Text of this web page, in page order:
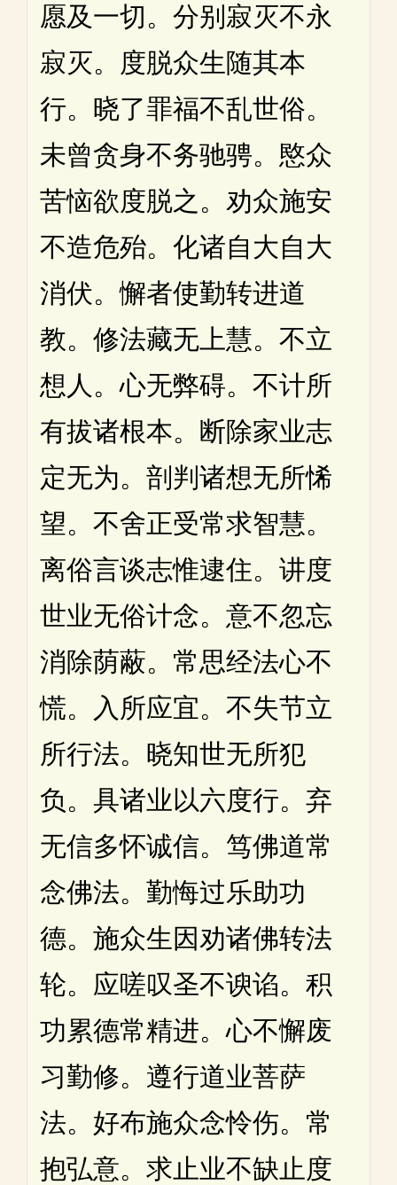
愿及一切。分别寂灭不永
寂灭。度脱众生随其本
行。晓了罪福不乱世俗。
未曾贪身不务驰骋。愍众
苦恼欲度脱之。劝众施安
不造危殆。化诸自大自大
消伏。懈者使勤转进道
教。修法藏无上慧。不立
想人。心无弊碍。不计所
有拔诸根本。断除家业志
定无为。剖判诸想无所悕
望。不舍正受常求智慧。
离俗言谈志惟逮住。讲度
世业无俗计念。意不忽忘
消除荫蔽。常思经法心不
慌。入所应宜。不失节立
所行法。晓知世无所犯
负。具诸业以六度行。弃
无信多怀诚信。笃佛道常
念佛法。勤悔过乐助功
德。施众生因劝诸佛转法
轮。应嗟叹圣不谀谄。积
功累德常精进。心不懈废
习勤修。遵行道业菩萨
法。好布施众念怜伤。常
抱弘意。求止业不缺止度